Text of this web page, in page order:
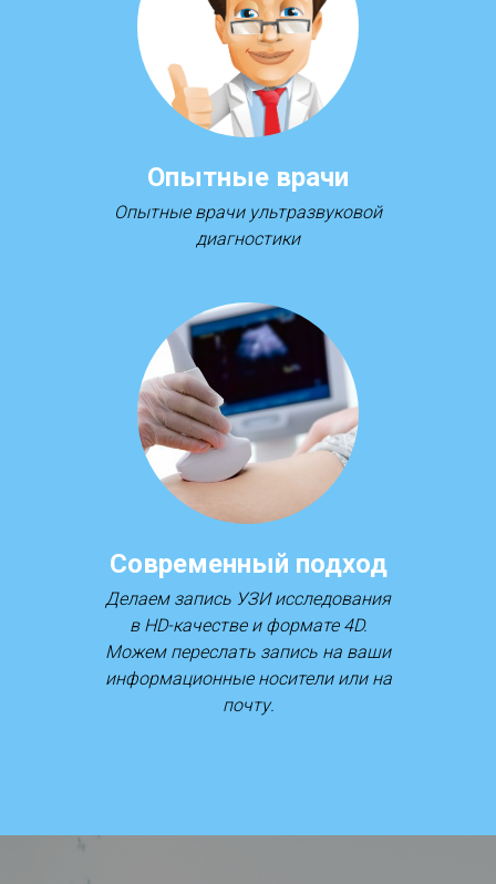
Опытные врачи
Опытные врачи ультразвуковой
диагностики
Современный подход
Делаем запись УЗИ исследования
в HD-качестве и формате 4D.
Можем переслать запись на ваши
информационные носители или на
почту.